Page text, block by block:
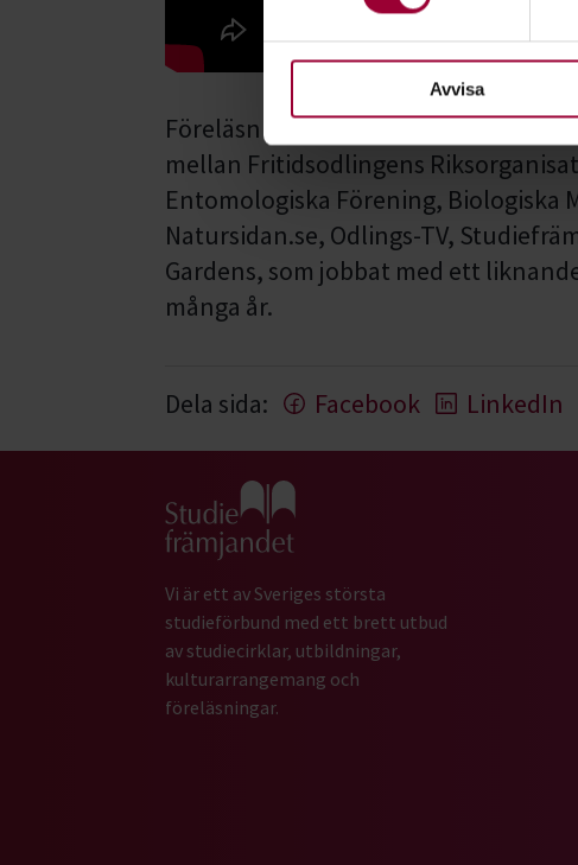
För att du ska få en så bra
Avvisa
Föreläsningen är en del avRikare
mellan Fritidsodlingens
Entomologiska Förening, Biologiska
Natursidan.se, Odlings-TV,
Gardens, som jobbat med ett
många år.
Dela sida: Facebook LinkedIn
Gå till studiefrämjandets startsida
Vi är ett av Sveriges största
studieförbund med ett brett utbud
av studiecirklar, utbildningar,
kulturarrangemang och
föreläsningar.